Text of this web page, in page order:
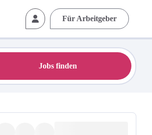
Für Arbeitgeber
Jobs finden